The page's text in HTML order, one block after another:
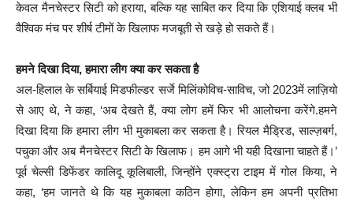
केवल मैनचेस्टर सिटी को हराया, बल्कि यह साबित कर दिया कि एशियाई क्लब भी
वैश्विक मंच पर शीर्ष टीमों के खिलाफ मजबूती से खड़े हो सकते हैं।
हमने दिखा दिया, हमारा लीग क्या कर सकता है
अल-हिलाल के सर्बियाई मिडफील्डर सर्जे मिलिंकोविच-साविच, जो 2023में लाज़ियो
से आए थे, ने कहा, ‘अब देखते हैं, क्या लोग हमें फिर भी आलोचना करेंगे.हमने
दिखा दिया कि हमारा लीग भी मुकाबला कर सकता है। रियल मैड्रिड, साल्ज़बर्ग,
पचुका और अब मैनचेस्टर सिटी के खिलाफ। हम आगे भी यही दिखाना चाहते हैं।’
पूर्व चेल्सी डिफेंडर कालिदू कूलिबाली, जिन्होंने एक्स्ट्रा टाइम में गोल किया, ने
कहा, ‘हम जानते थे कि यह मुकाबला कठिन होगा, लेकिन हम अपनी प्रतिभा